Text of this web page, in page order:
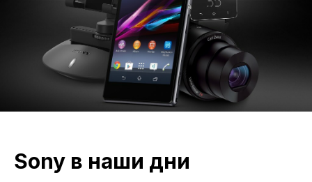
Sony в наши дни
+7
Согласен с обработкой
персональных данных